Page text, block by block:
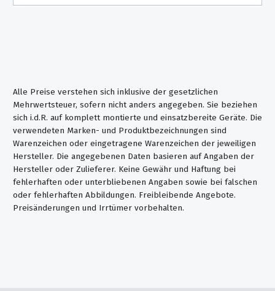
Alle Preise verstehen sich inklusive der gesetzlichen
Mehrwertsteuer, sofern nicht anders angegeben. Sie beziehen
sich i.d.R. auf komplett montierte und einsatzbereite Geräte. Die
verwendeten Marken- und Produktbezeichnungen sind
Warenzeichen oder eingetragene Warenzeichen der jeweiligen
Hersteller. Die angegebenen Daten basieren auf Angaben der
Hersteller oder Zulieferer. Keine Gewähr und Haftung bei
fehlerhaften oder unterbliebenen Angaben sowie bei falschen
oder fehlerhaften Abbildungen. Freibleibende Angebote.
Preisänderungen und Irrtümer vorbehalten.